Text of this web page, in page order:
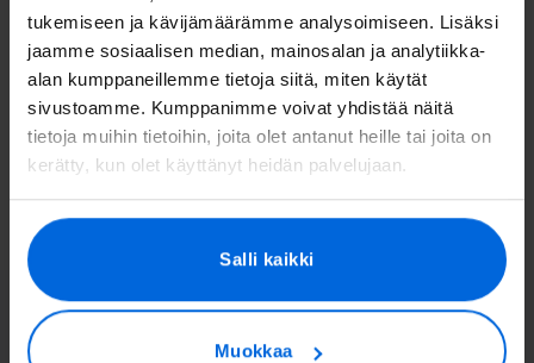
tukemiseen ja kävijämäärämme analysoimiseen. Lisäksi
jaamme sosiaalisen median, mainosalan ja analytiikka-
alan kumppaneillemme tietoja siitä, miten käytät
sivustoamme. Kumppanimme voivat yhdistää näitä
tietoja muihin tietoihin, joita olet antanut heille tai joita on
kerätty, kun olet käyttänyt heidän palvelujaan.
Salli kaikki
Muokkaa
Jälkityöt ja ennallistaminen
Laskutus
Valokuidun rakentamisen vaiheet
Tätä asiakkaamme meistä
sanovat